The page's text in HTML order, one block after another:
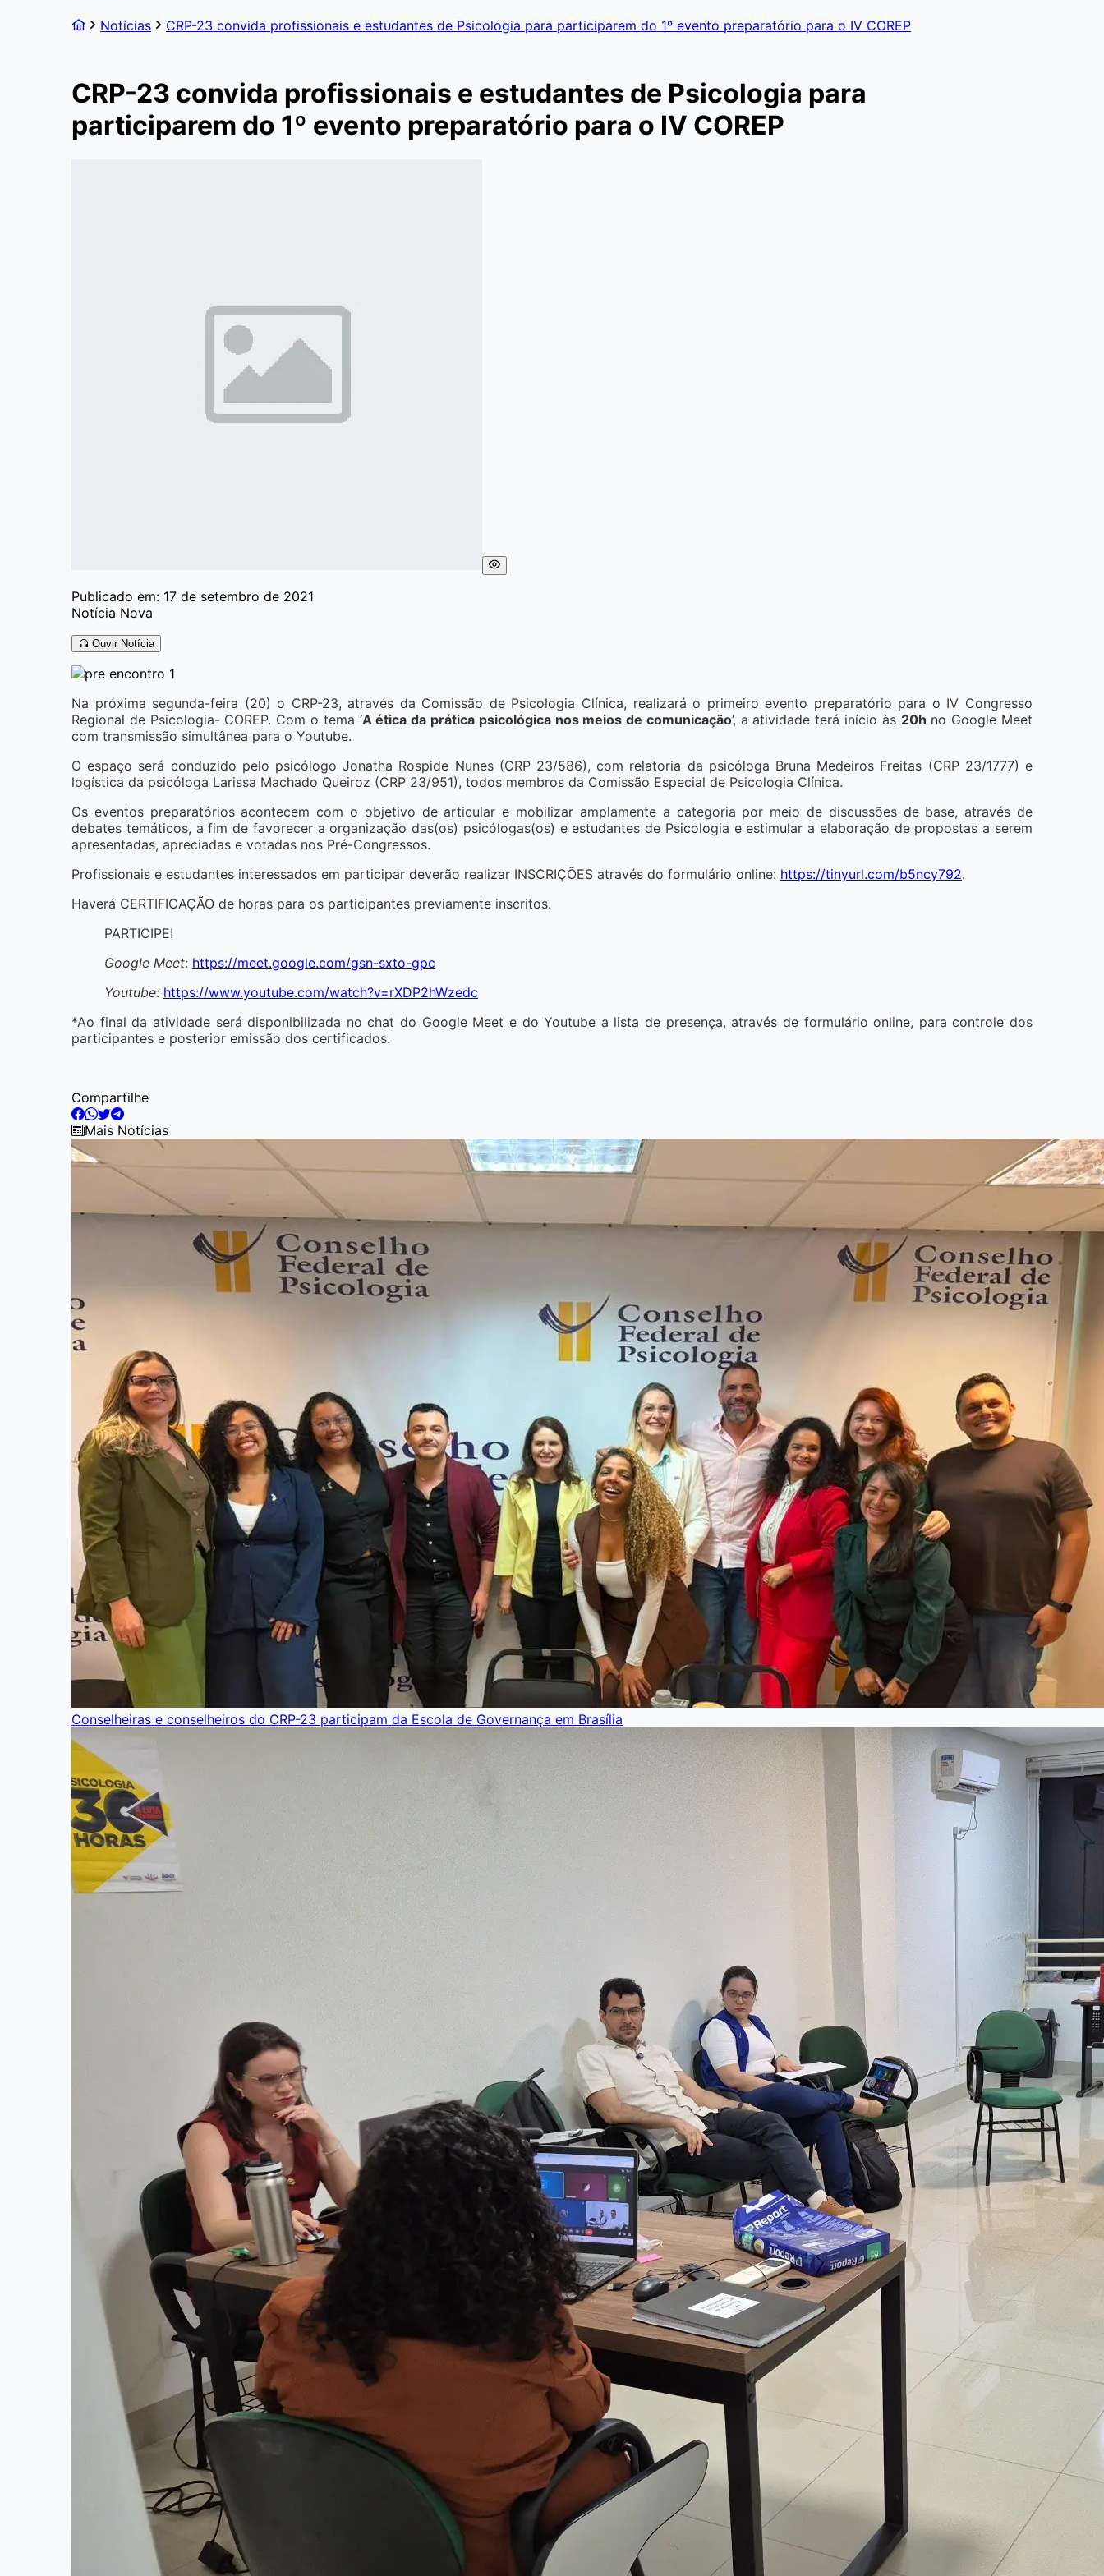
Notícias CRP-23 convida profissionais e estudantes de Psicologia para participarem do 1º evento preparatório para o IV COREP
CRP-23 convida profissionais e estudantes de Psicologia para
participarem do 1º evento preparatório para o IV COREP
Publicado em: 17 de setembro de 2021
Notícia Nova
Ouvir Notícia
Na próxima segunda-feira (20) o CRP-23, através da Comissão de Psicologia Clínica, realizará o primeiro evento preparatório para o IV Congresso
Regional de Psicologia- COREP. Com o tema ‘A ética da prática psicológica nos meios de comunicação’, a atividade terá início às 20h no Google Meet
com transmissão simultânea para o Youtube.
O espaço será conduzido pelo psicólogo Jonatha Rospide Nunes (CRP 23/586), com relatoria da psicóloga Bruna Medeiros Freitas (CRP 23/1777) e
logística da psicóloga Larissa Machado Queiroz (CRP 23/951), todos membros da Comissão Especial de Psicologia Clínica.
Os eventos preparatórios acontecem com o objetivo de articular e mobilizar amplamente a categoria por meio de discussões de base, através de
debates temáticos, a fim de favorecer a organização das(os) psicólogas(os) e estudantes de Psicologia e estimular a elaboração de propostas a serem
apresentadas, apreciadas e votadas nos Pré­-Congressos.
Profissionais e estudantes interessados em participar deverão realizar INSCRIÇÕES através do formulário online: https://tinyurl.com/b5ncy792.
Haverá CERTIFICAÇÃO de horas para os participantes previamente inscritos.
PARTICIPE!
Google Meet: https://meet.google.com/gsn-sxto-gpc
Youtube: https://www.youtube.com/watch?v=rXDP2hWzedc
*Ao final da atividade será disponibilizada no chat do Google Meet e do Youtube a lista de presença, através de formulário online, para controle dos
participantes e posterior emissão dos certificados.
Compartilhe
Mais Notícias
Conselheiras e conselheiros do CRP-23 participam da Escola de Governança em Brasília